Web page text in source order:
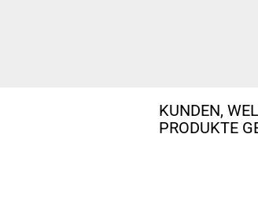
KUNDEN,
PRODUKTE